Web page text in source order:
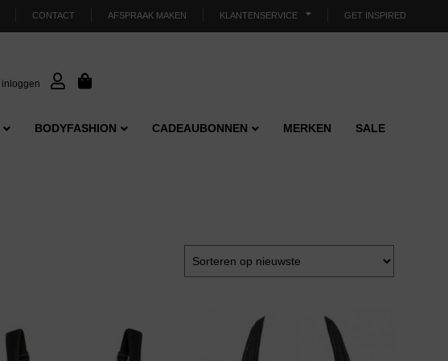
CONTACT AFSPRAAK MAKEN KLANTENSERVICE GET INSPIRED
inloggen
BODYFASHION CADEAUBONNEN MERKEN SALE